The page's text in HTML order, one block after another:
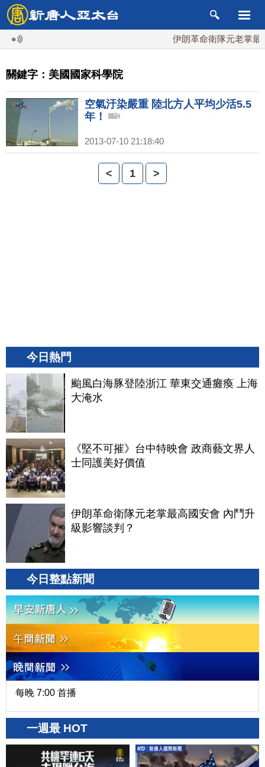
伊朗革命衛隊元老掌最
關鍵字：美國國家科學院
空氣汙染嚴重 陸北方人平均少活5.5
年！
2013-07-10 21:18:40
< 1 >
今日熱門
颱風白海豚登陸浙江 華東交通癱瘓 上海
大淹水
《堅不可摧》台中特映會 政商藝文界人
士同護美好價值
伊朗革命衛隊元老掌最高國安會 內鬥升
級影響談判？
今日整點新聞
每晚 7:00 首播
一週最 HOT